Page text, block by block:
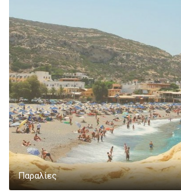
Παραλίες